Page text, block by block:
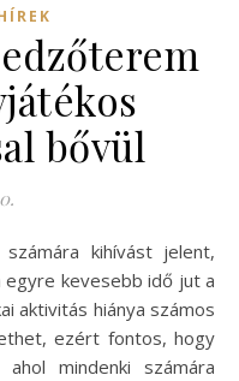
bővül
egyre kevesebb idő jut a
aktivitás hiánya számos
ezért fontos, hogy
mindenki számára